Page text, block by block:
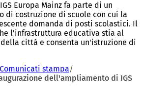
Europa Mainz fa parte di un
di costruzione di scuole con cui la
domanda di posti scolastici. Il
l'infrastruttura educativa stia al
città e consenta un'istruzione di
Comunicati stampa
dell'ampliamento di IGS